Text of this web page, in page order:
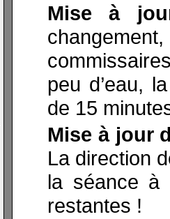
Mise à
peu d’eau,
de 15
Mise à jour
La direction
la séance à
restantes !